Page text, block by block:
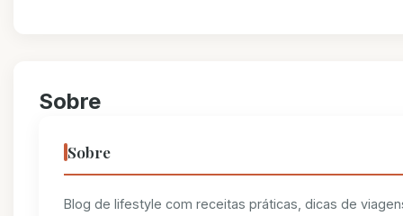
Sobre
Sobre
Blog de lifestyle com receitas práticas, dicas de